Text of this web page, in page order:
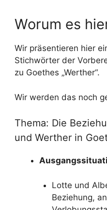
Worum es
Wir präsentieren hier
Stichwörter der
zu Goethes „Werther“.
Wir werden das noch
Thema: Die
und Werther in
Lotte und
Beziehung,